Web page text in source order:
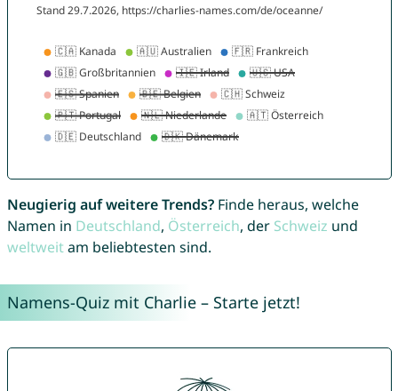
Neugierig auf weitere Trends?Finde heraus, welche
Namen in Deutschland, Österreich, der Schweiz und
weltweitam beliebtesten sind.
Namens-Quiz mit Charlie – Starte jetzt!